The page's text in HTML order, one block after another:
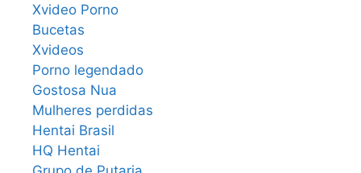
Xvideo Porno
Bucetas
Xvideos
Porno legendado
Gostosa Nua
Mulheres perdidas
Hentai Brasil
HQ Hentai